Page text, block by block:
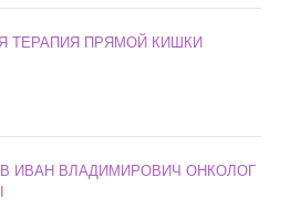
ТЕРАПИЯ ПРЯМОЙ КИШКИ
ИВАН ВЛАДИМИРОВИЧ ОНКОЛОГ